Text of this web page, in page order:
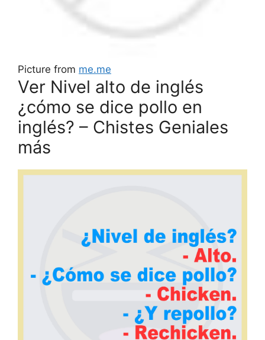
Picture from me.me
Ver Nivel alto de inglés
¿cómo se dice pollo en
inglés? – Chistes Geniales
más